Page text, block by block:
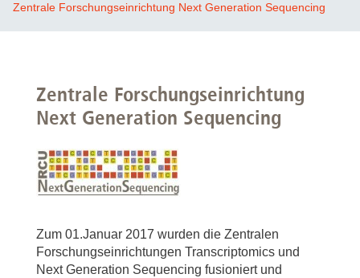
Zentrale Forschungseinrichtung Next Generation Sequencing
Zentrale Forschungseinrichtung
Next Generation Sequencing
Zum 01.Januar 2017 wurden die Zentralen
Forschungseinrichtungen Transcriptomics und
Next Generation Sequencing fusioniert und